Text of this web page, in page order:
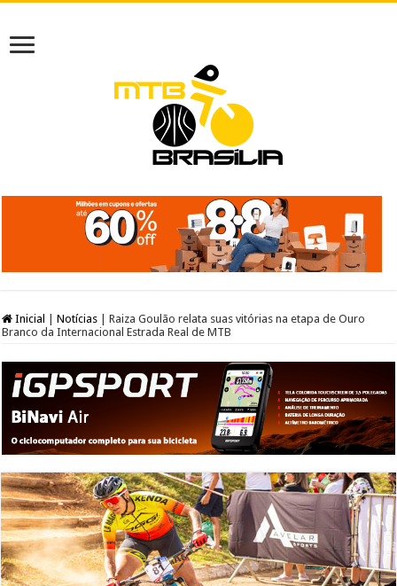
Inicial Notícias
Raiza Goulão relata suas vitórias na etapa de Ouro
Branco da Internacional Estrada Real de MTB